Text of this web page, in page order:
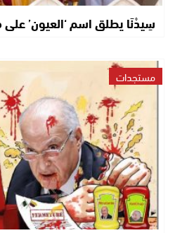
سِيدْنَا يطلق اسم ‘العيون’
مستجدات